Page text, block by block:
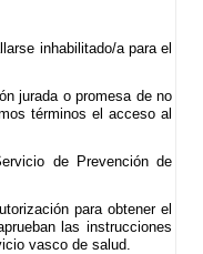
inhabilitado/a para el
jurada o promesa de no
términos el acceso al
de Prevención de
para obtener el
las instrucciones
vasco de salud.